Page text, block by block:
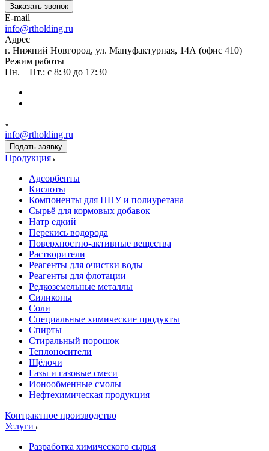
Заказать звонок
E-mail
info@rtholding.ru
Адрес
г. Нижний Новгород, ул. Мануфактурная, 14А (офис 410)
Режим работы
Пн. – Пт.: с 8:30 до 17:30
info@rtholding.ru
Подать заявку
Продукция
Адсорбенты
Кислоты
Компоненты для ППУ и полиуретана
Сырьё для кормовых добавок
Натр едкий
Перекись водорода
Поверхностно-активные вещества
Растворители
Реагенты для очистки воды
Реагенты для флотации
Редкоземельные металлы
Силиконы
Соли
Специальные химические продукты
Спирты
Стиральный порошок
Теплоносители
Щёлочи
Газы и газовые смеси
Ионообменные смолы
Нефтехимическая продукция
Контрактное производство
Услуги
Разработка химического сырья